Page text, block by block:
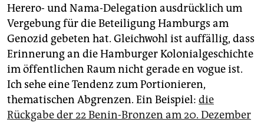
Herero- und Nama-Delegation ausdrücklich um
Vergebung für die Beteiligung Hamburgs am
Genozid gebeten hat. Gleichwohl ist auffällig, dass
Erinnerung an die Hamburger Kolonialgeschichte
im öffentlichen Raum nicht gerade en vogue ist.
Ich sehe eine Tendenz zum Portionieren,
thematischen Abgrenzen. Ein Beispiel: die
Rückgabe der 22 Benin-Bronzen am 20. Dezember